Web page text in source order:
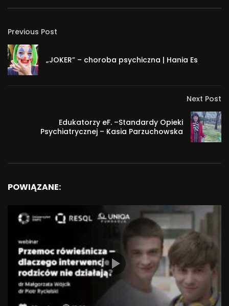
Previous Post
„JOKER” – choroba psychiczna | Hania Es
Next Post
Edukatorzy eF. –Standardy Opieki
Psychiatrycznej – Kasia Parzuchowska
POWIĄZANE: